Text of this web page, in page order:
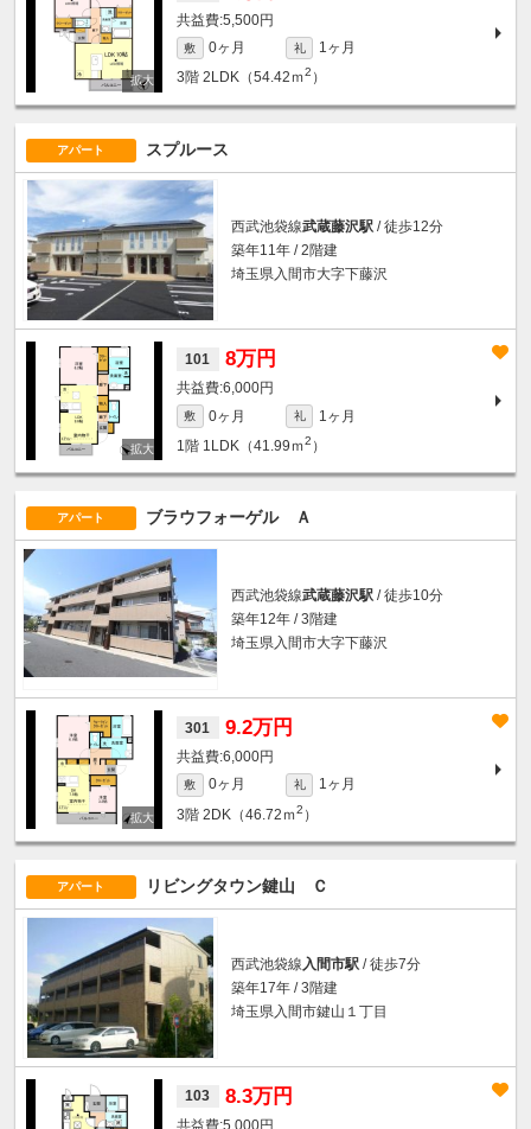
5,500円
敷 0ヶ月 礼
1ヶ月
3階 2LDK（54.42ｍ2 ）
アパート スプルース
西武池袋線武蔵藤沢駅 / 徒歩12分
築年11年 / 2階建
埼玉県入間市大字下藤沢
101 8万円
6,000円
敷 0ヶ月 礼
1ヶ月
1階 1LDK（41.99ｍ2 ）
アパート ブラウフォーゲル Ａ
西武池袋線武蔵藤沢駅 / 徒歩10分
築年12年 / 3階建
埼玉県入間市大字下藤沢
301 9.2万円
6,000円
敷 0ヶ月 礼
1ヶ月
3階 2DK（46.72ｍ2 ）
アパート リビングタウン鍵山 Ｃ
西武池袋線入間市駅 / 徒歩7分
築年17年 / 3階建
埼玉県入間市鍵山１丁目
103 8.3万円
5,000円